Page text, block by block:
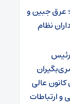
عرق جبین و
نظام
عالی
و ارتباطات